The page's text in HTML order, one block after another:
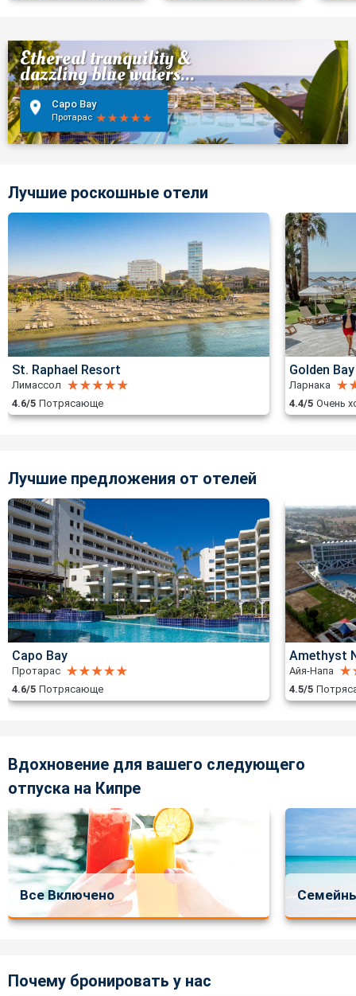
Ethereal tranquility &
dazzling blue waters...
Capo Bay
Протарас
Лучшие роскошные отели
St. Raphael Resort
Лимассол
4.6/5 Потрясающе
Golden
Ларнака
4.4/5 Очень
Лучшие предложения от отелей
Capo Bay
Протарас
4.6/5 Потрясающе
Amethyst
Айя-Напа
4.5/5
Вдохновение для вашего следующего
отпуска на Кипре
Все Включено
Почему бронировать у нас